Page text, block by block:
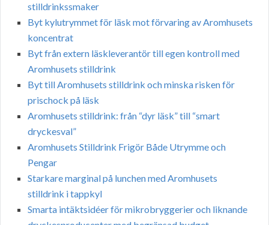
stilldrinkssmaker
Byt kylutrymmet för läsk mot förvaring av Aromhusets
koncentrat
Byt från extern läskleverantör till egen kontroll med
Aromhusets stilldrink
Byt till Aromhusets stilldrink och minska risken för
prischock på läsk
Aromhusets stilldrink: från “dyr läsk” till “smart
dryckesval”
Aromhusets Stilldrink Frigör Både Utrymme och
Pengar
Starkare marginal på lunchen med Aromhusets
stilldrink i tappkyl
Smarta intäktsidéer för mikrobryggerier och liknande